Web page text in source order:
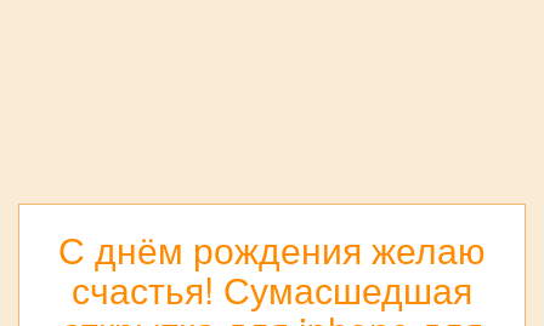
С днём рождения желаю
счастья! Сумасшедшая